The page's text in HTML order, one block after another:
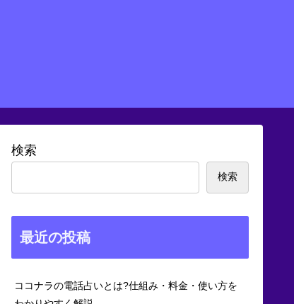
検索
検索
最近の投稿
ココナラの電話占いとは?仕組み・料金・使い方を